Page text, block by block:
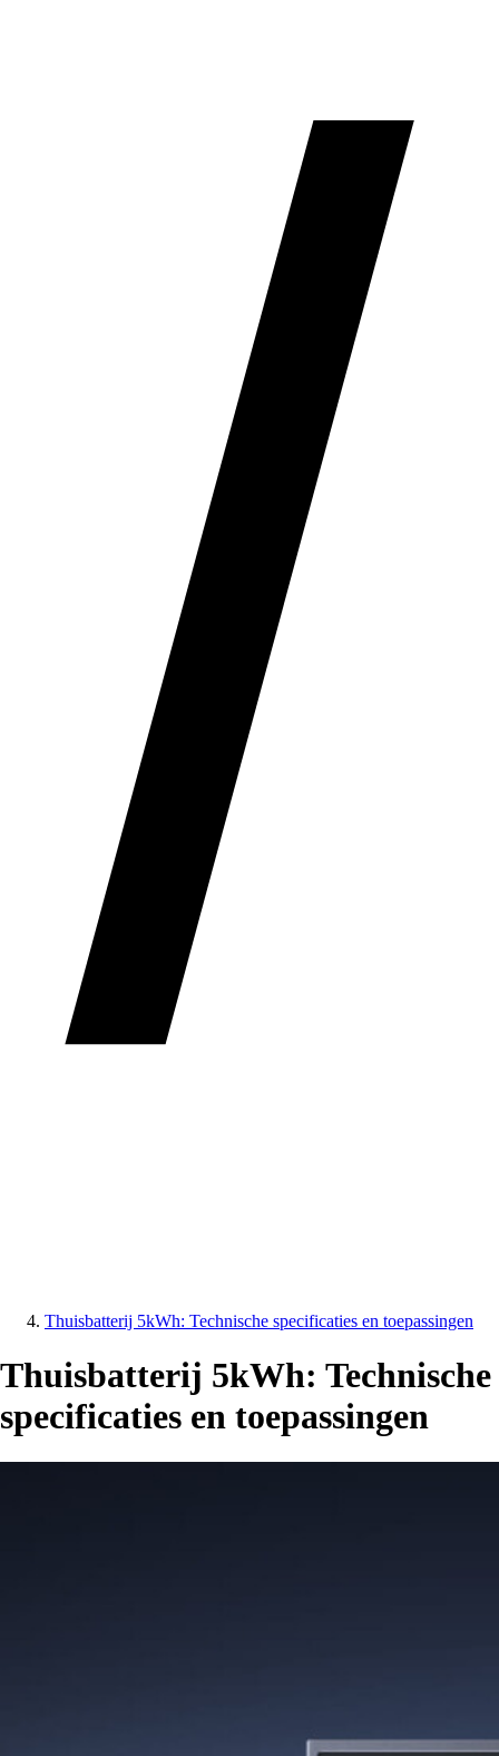
Thuisbatterij 5kWh: Technische specificaties en toepassingen
Thuisbatterij 5kWh: Technische
specificaties en toepassingen